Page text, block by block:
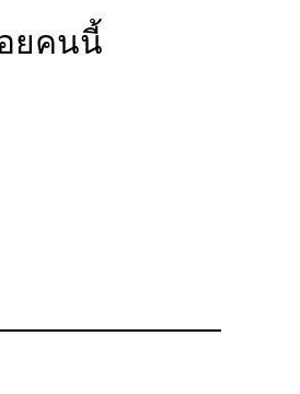
ยคนนี้